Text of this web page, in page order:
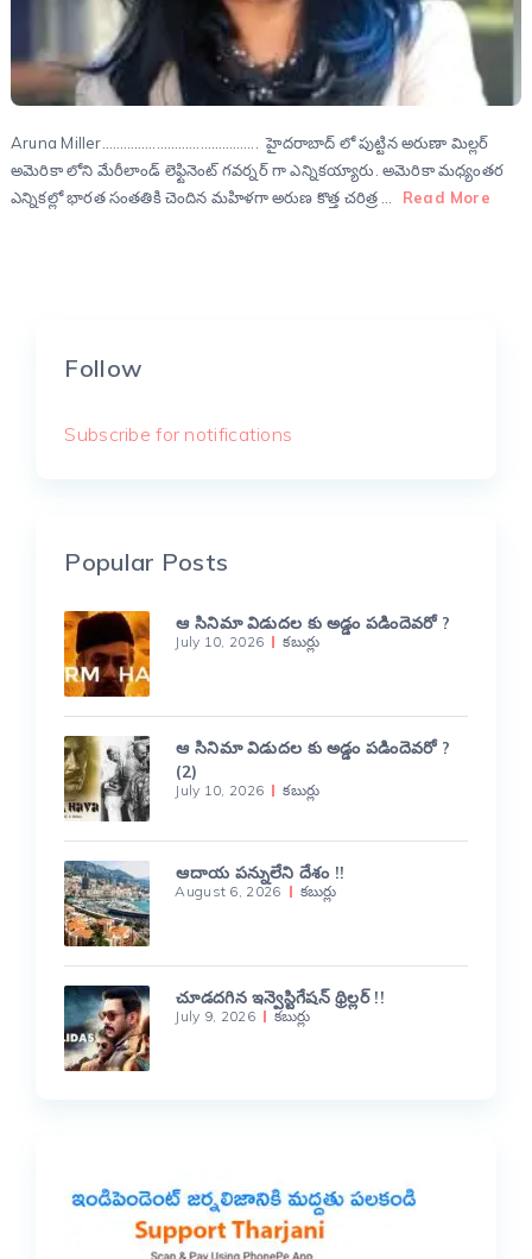
Aruna Miller……………………………………. హైదరాబాద్ లో పుట్టిన అరుణా మిల్లర్
అమెరికా లోని మేరీలాండ్ లెఫ్టినెంట్ గవర్నర్ గా ఎన్నికయ్యారు. అమెరికా మధ్యంతర
ఎన్నికల్లో భారత సంతతికి చెందిన మహిళగా అరుణ కొత్త చరిత్ర …
Read More
Follow
Subscribe for notifications
Popular Posts
ఆ సినిమా విడుదల కు అడ్డం పడిందెవరో ?
July 10, 2026 కబుర్లు
ఆ సినిమా విడుదల కు అడ్డం పడిందెవరో ?
(2)
July 10, 2026 కబుర్లు
ఆదాయ పన్నులేని దేశం !!
August 6, 2026 కబుర్లు
చూడదగిన ఇన్వెస్టిగేషన్ థ్రిల్లర్ !!
July 9, 2026 కబుర్లు